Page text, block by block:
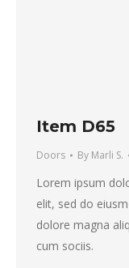
Item D65
Doors By Marli S.
Lorem ipsum
elit, sed do
dolore magna
cum sociis.